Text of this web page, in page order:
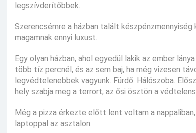
legszívderítőbbek.
Szerencsémre a házban talált
magamnak ennyi luxust.
Egy olyan házban, ahol egyedül lakik az ember
több tíz percnél, és az sem baj, ha még vizesen
legvédtelenebbek vagyunk. Fürdő. Hálószoba.
hely szabja meg a terrort, az ősi ösztön a
Még a pizza érkezte előtt lent voltam a
laptoppal az asztalon.